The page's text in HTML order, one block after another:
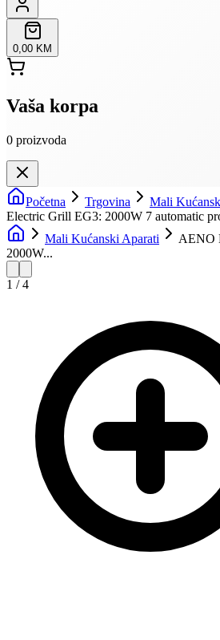
0,00 KM
Vaša korpa
0 proizvoda
Početna Trgovina Mali
Electric Grill EG3: 2000W 7 automatic
Mali Kućanski Aparati
AENO
2000W...
1 /4